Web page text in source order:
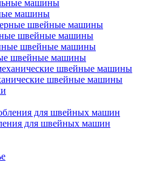
машины
швейные машины
швейные машины
швейные машины
для швейных машин